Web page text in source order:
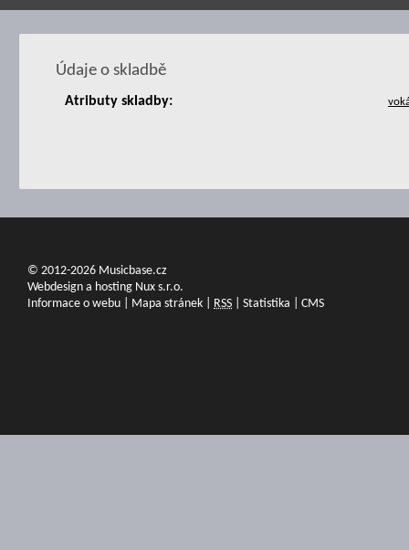
Údaje o skladbě
Atributy skladby:
© 2012-2026 Musicbase.cz
Webdesign a hosting Nux s.r.o.
Informace o webu
Mapa stránek RSS Statistika CMS